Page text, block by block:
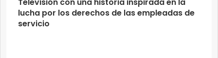
Televisión con una historia inspirada en la
lucha por los derechos de las empleadas de
servicio